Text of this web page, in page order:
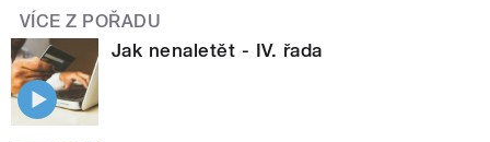
VÍCE Z POŘADU
Jak nenaletět - IV. řada